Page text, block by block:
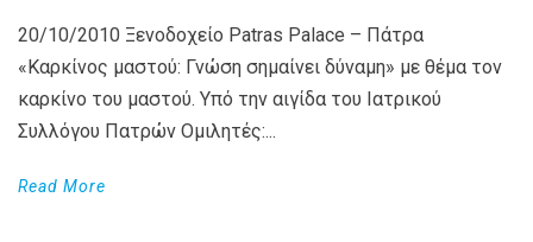
20/10/2010 Ξενοδοχείο Patras Palace – Πάτρα
«Καρκίνος μαστού: Γνώση σημαίνει δύναμη» με θέμα τον
καρκίνο του μαστού. Υπό την αιγίδα του Ιατρικού
Συλλόγου Πατρών Ομιλητές:...
Read More